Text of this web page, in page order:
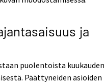
ja
puolentoista kuukauden
Päättyneiden asioiden